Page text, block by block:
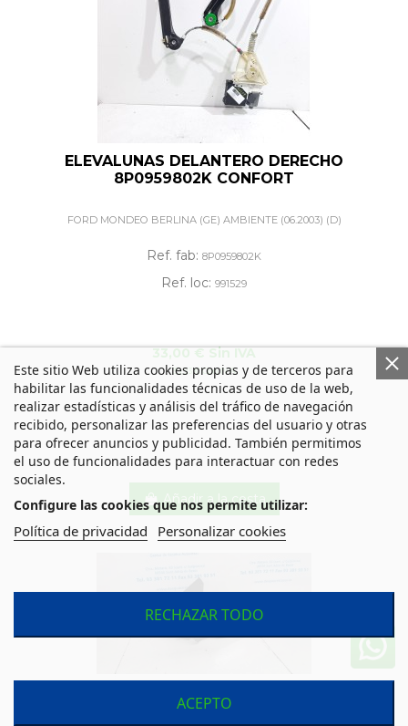
ELEVALUNAS DELANTERO DERECHO
8P0959802K CONFORT
FORD MONDEO BERLINA (GE) AMBIENTE (06.2003) (D)
Ref. fab: 8P0959802K
Ref. loc: 991529
33,00 € Sin IVA
39,93 € Con IVA
Añadir a la cesta
RETROVISOR DERECHO ELECTRICO
Este sitio Web utiliza cookies propias y de terceros para
habilitar las funcionalidades técnicas de uso de la web,
realizar estadísticas y análisis del tráfico de navegación
recibido, personalizar las preferencias del usuario y otras
para ofrecer anuncios y publicidad. También permitimos
el uso de funcionalidades para interactuar con redes
sociales.
Configure las cookies que nos permite utilizar:
Política de privacidad Personalizar cookies
RECHAZAR TODO
ACEPTO